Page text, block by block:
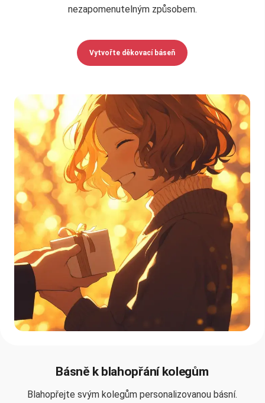
nezapomenutelným způsobem.
Vytvořte děkovací báseň
Básně k blahopřání kolegům
Blahopřejte svým kolegům personalizovanou básní.